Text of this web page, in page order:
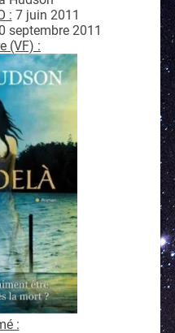
: 7 juin 2011
septembre 2011
(VF) :
: